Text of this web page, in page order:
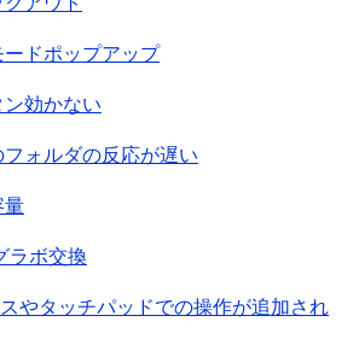
ドポップアップ
効かない
ォルダの反応が遅い
量
ラボ交換
やタッチパッドでの操作が追加され